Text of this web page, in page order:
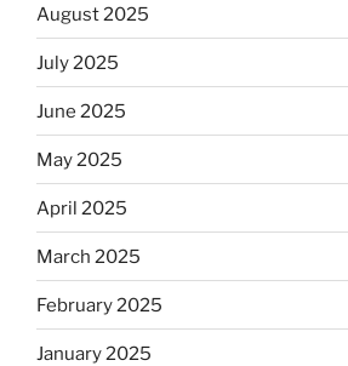
August 2025
July 2025
June 2025
May 2025
April 2025
March 2025
February 2025
January 2025